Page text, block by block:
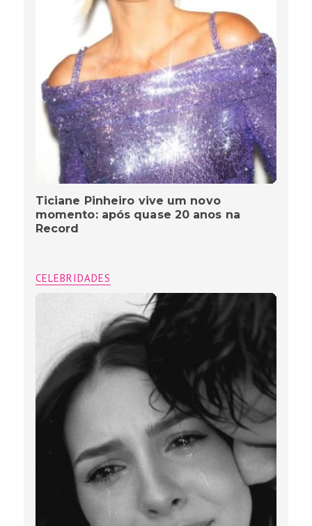
Ticiane Pinheiro vive um novo
momento: após quase 20 anos na
Record
CELEBRIDADES